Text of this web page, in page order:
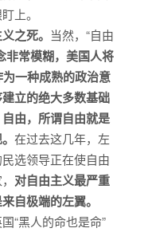
上。
之死。 当然，“自由
非常模糊，美国人将
一种成熟的政治意
立的绝大多数基础
由，所谓自由就是
在过去这几年，左
选领导正在使自由
对自由主义最严重
自极端的左翼。
“黑人的命也是命”